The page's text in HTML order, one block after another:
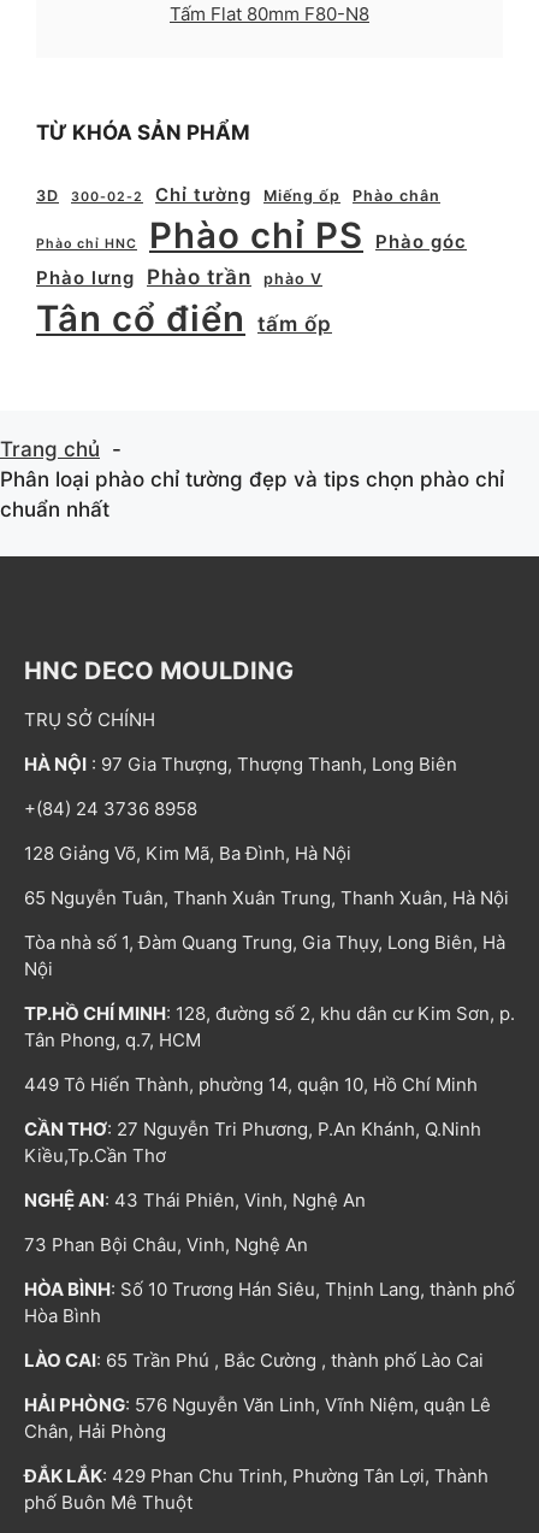
Tấm Flat 80mm F80-N8
TỪ KHÓA SẢN PHẨM
3D 300-02-2 Chỉ tường Miếng ốp Phào chân
Phào chỉ HNC Phào chỉ PS
Phào góc
Phào lưng
Phào trần phào V
Tân cổ điển tấm ốp
Trang chủ
Phân loại phào chỉ tường đẹp và tips chọn phào chỉ
chuẩn nhất
HNC DECO MOULDING
TRỤ SỞ CHÍNH
HÀ NỘI : 97 Gia Thượng, Thượng Thanh, Long Biên
+(84) 24 3736 8958
128 Giảng Võ, Kim Mã, Ba Đình, Hà Nội
65 Nguyễn Tuân, Thanh Xuân Trung, Thanh Xuân, Hà Nội
Tòa nhà số 1, Đàm Quang Trung, Gia Thụy, Long Biên, Hà
Nội
TP.HỒ CHÍ MINH: 128, đường số 2, khu dân cư Kim Sơn, p.
Tân Phong, q.7, HCM
449 Tô Hiến Thành, phường 14, quận 10, Hồ Chí Minh
CẦN THƠ: 27 Nguyễn Tri Phương, P.An Khánh, Q.Ninh
Kiều,Tp.Cần Thơ
NGHỆ AN: 43 Thái Phiên, Vinh, Nghệ An
73 Phan Bội Châu, Vinh, Nghệ An
HÒA BÌNH: Số 10 Trương Hán Siêu, Thịnh Lang, thành phố
Hòa Bình
LÀO CAI: 65 Trần Phú , Bắc Cường , thành phố Lào Cai
HẢI PHÒNG: 576 Nguyễn Văn Linh, Vĩnh Niệm, quận Lê
Chân, Hải Phòng
ĐẮK LẮK: 429 Phan Chu Trinh, Phường Tân Lợi, Thành
phố Buôn Mê Thuột